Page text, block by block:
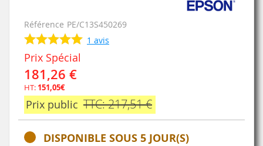
Référence PE/C13S450269
1 avis
Prix Spécial
181,26 €
HT: 151,05€
Prix public TTC: 217,51 €
DISPONIBLE SOUS 5 JOUR(S)